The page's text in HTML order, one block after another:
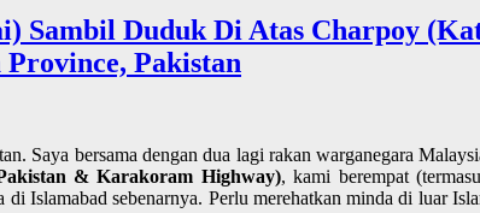
Sambil Duduk Di Atas Charpoy
Pakistan
Saya bersama dengan dua lagi rakan warganegara
& Karakoram Highway), kami berempat
Islamabad sebenarnya. Perlu merehatkan minda di luar